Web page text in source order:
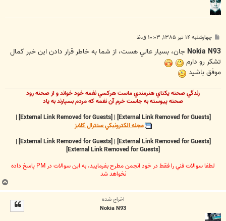
س
ت
چهارشنبه ۱۴ تیر ۱۳۸۵, ۱۰:۰۳ ق.ظ
Nokia N93 جان، بسيار عالي هست، از شما به خاطر قرار دادن اين خبر كمال
تشكر رو دارم
موفق باشيد
زندگي صحنه يکتاي هنرمندي ماست هرکسي نغمه خود خواند و از صحنه رود
صحنه پيوسته به جاست خرم آن نغمه که مردم بسپارند به ياد
[External Link Removed for Guests]
|
[External Link Removed for Guests]
|
مجله الکترونيکي سنترال کلابز
[External Link Removed for Guests]
|
[External Link Removed for Guests]
|
[External Link Removed for Guests]
لطفا سوالات فني را فقط در خود انجمن مطرح بفرماييد، به اين سوالات در PM پاسخ داده
نخواهد شد
اخراج شده
Nokia N93